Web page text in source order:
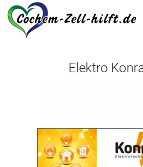
Zum Hauptinhalt springen
Elektro